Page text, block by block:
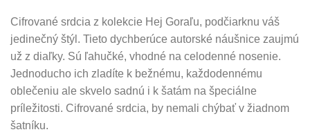
Cifrované srdcia z kolekcie Hej Goraľu, podčiarknu váš
jedinečný štýl. Tieto dychberúce autorské náušnice zaujmú
už z diaľky. Sú ľahučké, vhodné na celodenné nosenie.
Jednoducho ich zladíte k bežnému, každodennému
oblečeniu ale skvelo sadnú i k šatám na špeciálne
príležitosti. Cifrované srdcia, by nemali chýbať v žiadnom
šatníku.